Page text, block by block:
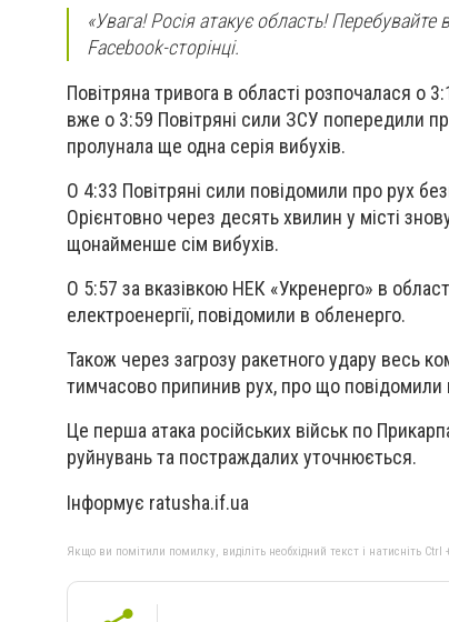
«Увага! Росія атакує область!
Facebook-сторінці.
Повітряна тривога в області розпочалася о
вже о 3:59 Повітряні сили ЗСУ попередили
пролунала ще одна серія вибухів.
О 4:33 Повітряні сили повідомили про рух
Орієнтовно через десять хвилин у місті
щонайменше сім вибухів.
О 5:57 за вказівкою НЕК «Укренерго» в
електроенергії, повідомили в обленерго.
Також через загрозу ракетного удару весь
тимчасово припинив рух, про що повідомили
Це перша атака російських військ по
руйнувань та постраждалих уточнюється.
Інформує ratusha.if.ua
Якщо ви помітили помилку, виділіть необхідний текст і натисніть